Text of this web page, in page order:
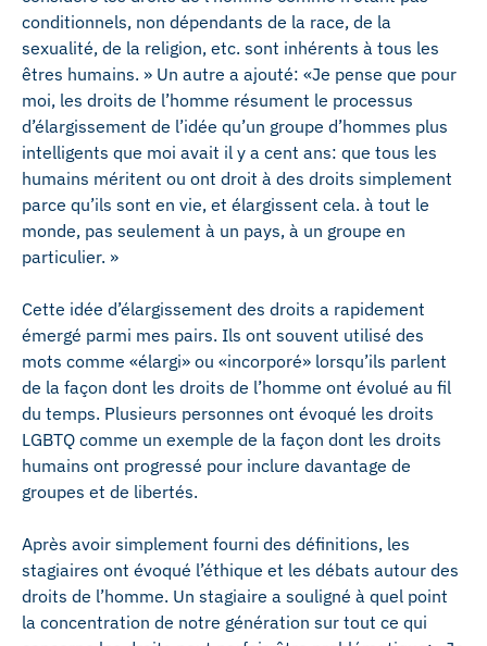
conditionnels, non dépendants de la race, de la
sexualité, de la religion, etc. sont inhérents à tous les
êtres humains. » Un autre a ajouté: «Je pense que pour
moi, les droits de l’homme résument le processus
d’élargissement de l’idée qu’un groupe d’hommes plus
intelligents que moi avait il y a cent ans: que tous les
humains méritent ou ont droit à des droits simplement
parce qu’ils sont en vie, et élargissent cela. à tout le
monde, pas seulement à un pays, à un groupe en
particulier. »
Cette idée d’élargissement des droits a rapidement
émergé parmi mes pairs. Ils ont souvent utilisé des
mots comme «élargi» ou «incorporé» lorsqu’ils parlent
de la façon dont les droits de l’homme ont évolué au fil
du temps. Plusieurs personnes ont évoqué les droits
LGBTQ comme un exemple de la façon dont les droits
humains ont progressé pour inclure davantage de
groupes et de libertés.
Après avoir simplement fourni des définitions, les
stagiaires ont évoqué l’éthique et les débats autour des
droits de l’homme. Un stagiaire a souligné à quel point
la concentration de notre génération sur tout ce qui